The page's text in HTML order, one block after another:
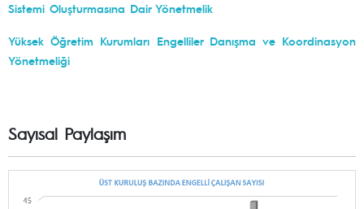
Sistemi Oluşturmasına Dair Yönetmelik
Yüksek Öğretim Kurumları Engelliler Danışma ve Koordinasyon
Yönetmeliği
Sayısal Paylaşım